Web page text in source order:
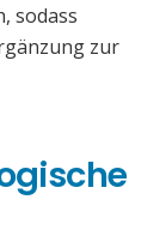
sodass
zur